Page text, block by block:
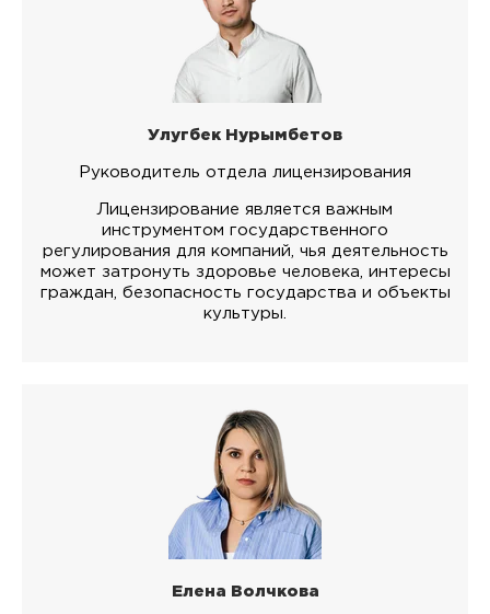
Улугбек Нурымбетов
Руководитель отдела лицензирования
Лицензирование является важным
инструментом государственного
регулирования для компаний, чья деятельность
может затронуть здоровье человека, интересы
граждан, безопасность государства и объекты
культуры.
Елена Волчкова